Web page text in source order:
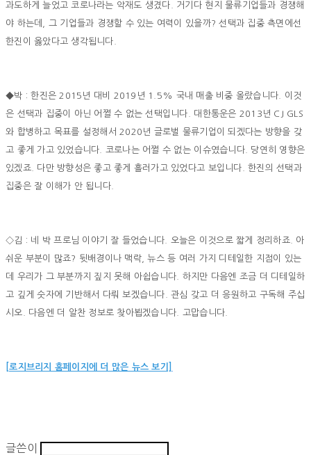
과도하게 늘었고 코로나라는 악재도 생겼다. 거기다 현지 물류기업들과 경쟁해
야 하는데, 그 기업들과 경쟁할 수 있는 여력이 있을까? 선택과 집중 측면에선
한진이 옳았다고 생각됩니다.
◆박 : 한진은 2015년 대비 2019년 1.5% 국내 매출 비중 올랐습니다. 이것
은 선택과 집중이 아닌 어쩔 수 없는 선택입니다. 대한통운은 2013년 CJ GLS
와 합병하고 목표를 설정해서 2020년 글로벌 물류기업이 되겠다는 방향을 갖
고 좋게 가고 있었습니다. 코로나는 어쩔 수 없는 이슈였습니다. 당연히 영향은
있겠죠. 다만 방향성은 좋고 좋게 흘러가고 있었다고 보입니다. 한진의 선택과
집중은 잘 이해가 안 됩니다.
◇김 : 네 박 프로님 이야기 잘 들었습니다. 오늘은 이것으로 짧게 정리하죠. 아
쉬운 부분이 많죠? 뒷배경이나 맥락, 뉴스 등 여러 가지 디테일한 지점이 있는
데 우리가 그 부분까지 짚지 못해 아쉽습니다. 하지만 다음엔 조금 더 디테일하
고 깊게 숫자에 기반해서 다뤄 보겠습니다. 관심 갖고 더 응원하고 구독해 주십
시오. 다음엔 더 알찬 정보로 찾아뵙겠습니다. 고맙습니다.
[로지브리지 홈페이지에 더 많은 뉴스 보기]
글쓴이